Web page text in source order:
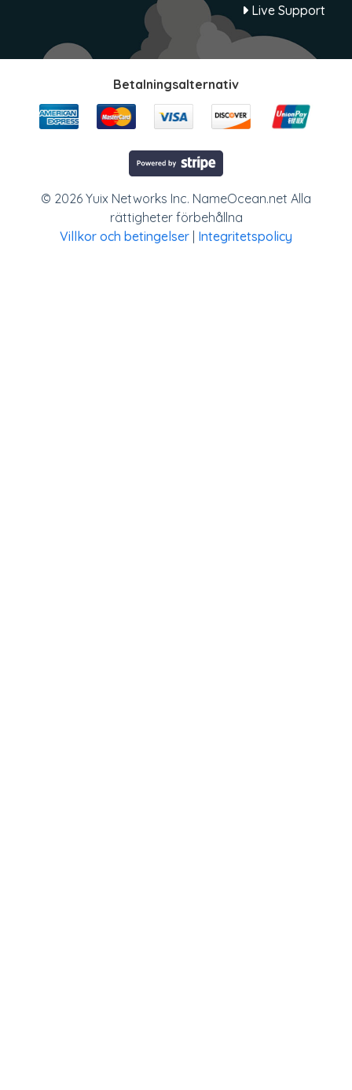
Live Support
Betalningsalternativ
© 2026 Yuix Networks Inc. NameOcean.net Alla
rättigheter förbehållna
Villkor och betingelser Integritetspolicy